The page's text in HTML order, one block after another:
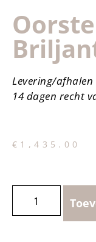
Levering/
14 dagen recht
€ 1,435.00